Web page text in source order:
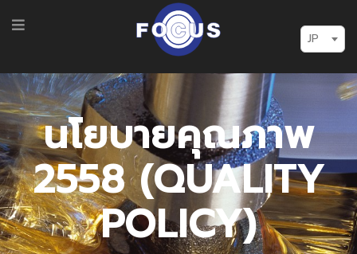
JP
นโยบายคุณภาพ
2558 (QUALITY
POLICY)